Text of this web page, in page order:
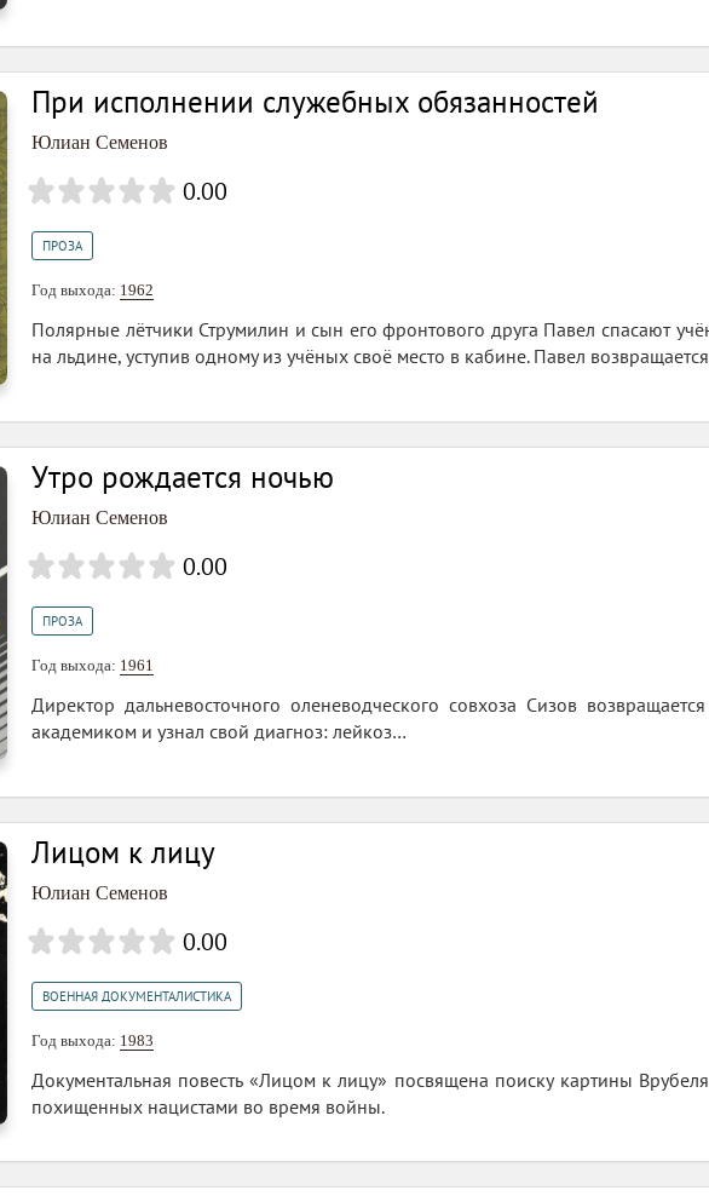
При исполнении служебных обязанностей
Юлиан Семенов
0.00
ПРОЗА
Год выхода: 1962
Полярные лётчики Струмилин и сын его фронтового друга Павел спасают
на льдине, уступив одному из учёных своё место в кабине. Павел
Утро рождается ночью
Юлиан Семенов
0.00
ПРОЗА
Год выхода: 1961
Директор дальневосточного оленеводческого совхоза Сизов
академиком и узнал свой диагноз: лейкоз…
Лицом к лицу
Юлиан Семенов
0.00
ВОЕННАЯ ДОКУМЕНТАЛИСТИКА
Год выхода: 1983
Документальная повесть «Лицом к лицу» посвящена поиску картины
похищенных нацистами во время войны.